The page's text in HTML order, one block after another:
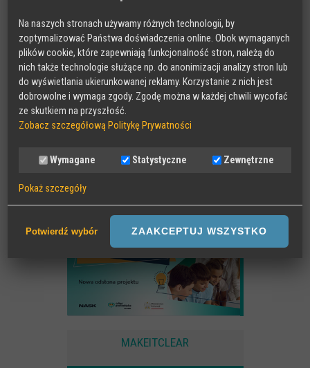
RADA DORADCZA RODZICÓW
MAKEITCLEAR
Na naszych stronach używamy różnych technologii, by
zoptymalizować Państwa doświadczenia online. Obok wymaganych
plików cookie, które zapewniają funkcjonalność stron, należą do
nich także technologie służące np. do anonimizacji analizy stron lub
do wyświetlania ukierunkowanej reklamy. Korzystanie z nich jest
dobrowolne i wymaga zgody. Zgodę można w każdej chwili wycofać
ze skutkiem na przyszłość.
Zobacz szczegółową Politykę Prywatności
Wymagane Statystyczne Zewnętrzne
Pokaż szczegóły
Sesyjne pliki Cookies wymagane do działania strony,
przechowywane podczas wizyty na stronie, np zapamiętany wybór
języka strony
Anonimowe statystyki odwiedzin strony oraz zachowania
użytkownika
Potwierdź wybór ZAAKCEPTUJ WSZYSTKO